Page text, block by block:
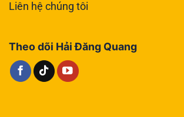
Liên hệ chúng tôi
Theo dõi Hải Đăng Quang